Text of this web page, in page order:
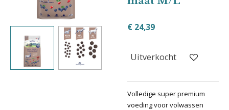
€ 24,39
Uitverkocht
Volledige super premium
voeding voor volwassen